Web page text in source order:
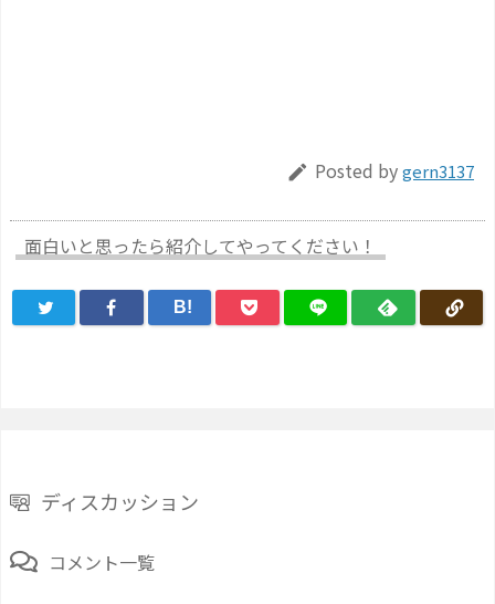
 Posted bygern3137
面白いと思ったら紹介してやってください！
B!
ディスカッション
コメント一覧